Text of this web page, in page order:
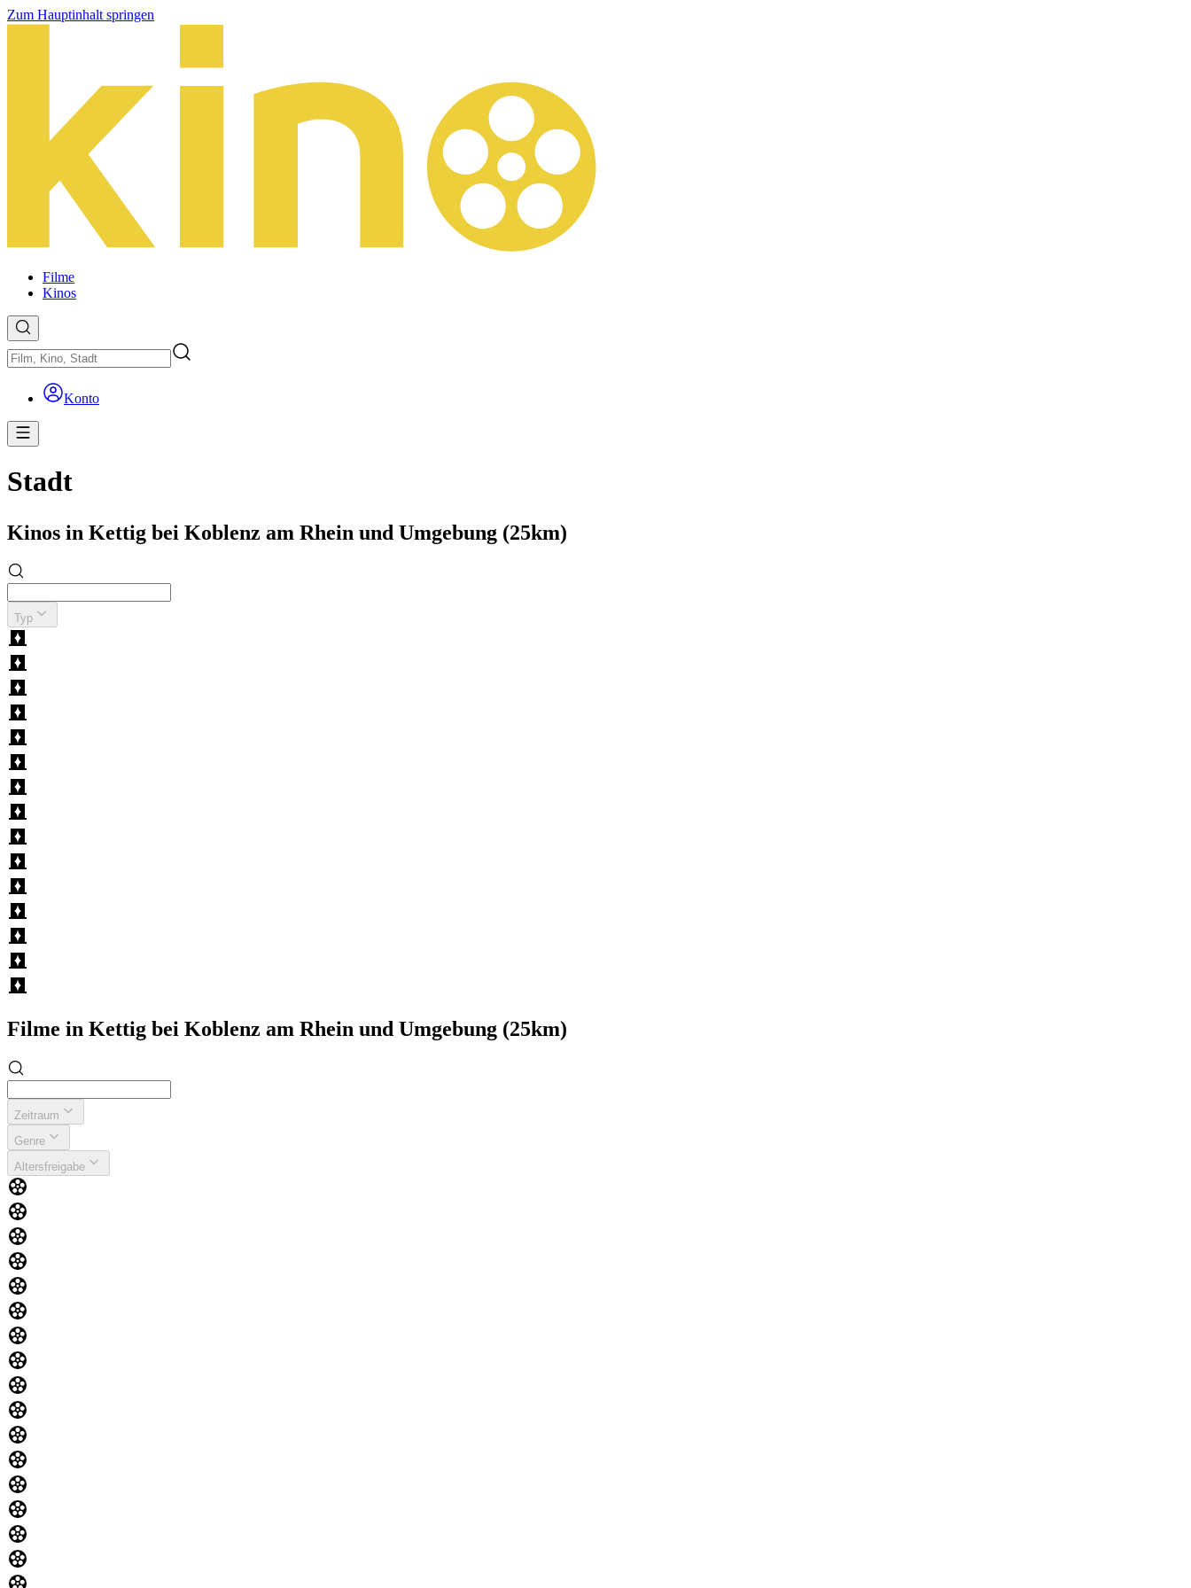
Zum Hauptinhalt springen
Filme
Kinos
Konto
Stadt
Kinos in Kettig bei Koblenz am Rhein und Umgebung (25km)
Typ
Filme in Kettig bei Koblenz am Rhein und Umgebung (25km)
Zeitraum
Genre
Altersfreigabe